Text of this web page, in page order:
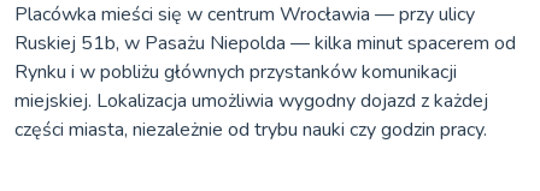
Placówka mieści się w centrum Wrocławia — przy ulicy
Ruskiej 51b, w Pasażu Niepolda — kilka minut spacerem od
Rynku i w pobliżu głównych przystanków komunikacji
miejskiej. Lokalizacja umożliwia wygodny dojazd z każdej
części miasta, niezależnie od trybu nauki czy godzin pracy.